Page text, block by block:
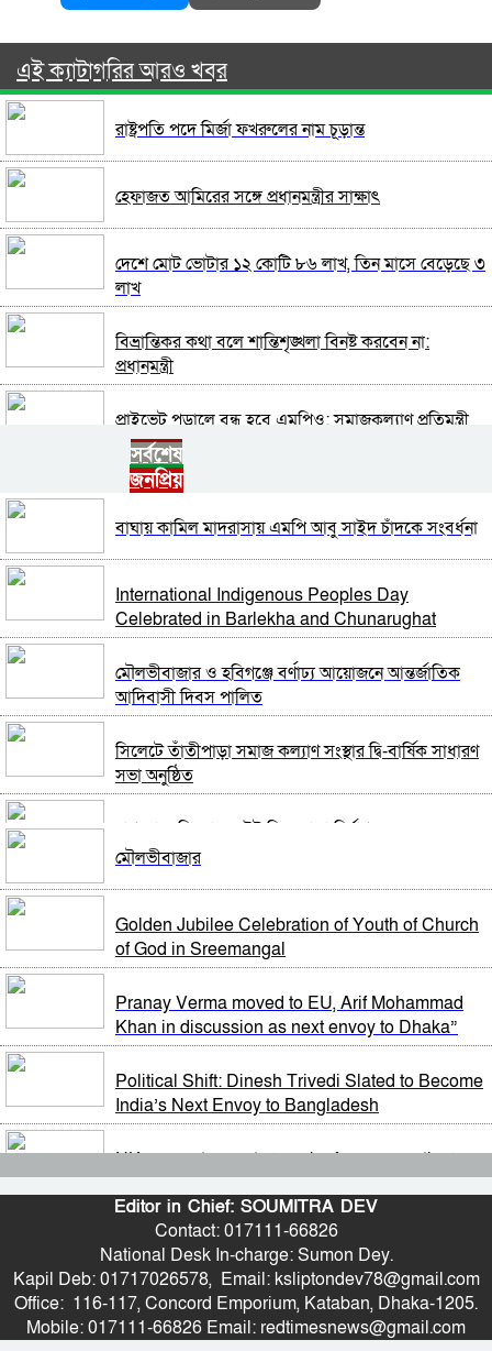
এই ক্যাটাগরির আরও খবর
রাষ্ট্রপতি পদে মির্জা ফখরুলের নাম চূড়ান্ত
হেফাজত আমিরের সঙ্গে প্রধানমন্ত্রীর সাক্ষাৎ
দেশে মোট ভোটার ১২ কোটি ৮৬ লাখ, তিন মাসে বেড়েছে ৩
লাখ
বিভ্রান্তিকর কথা বলে শান্তিশৃঙ্খলা বিনষ্ট করবেন না:
প্রধানমন্ত্রী
প্রাইভেট পড়ালে বন্ধ হবে এমপিও: সমাজকল্যাণ প্রতিমন্ত্রী
ড্যাবের প্রতিষ্ঠাবার্ষিকীতে চিকিৎসক সমাবেশের উদ্বোধন
দেশের ২৩তম রাষ্ট্রপতি কে হচ্ছেন? আলোচনায় আছেন
কারা?
চট্টগ্রামে সাবেক শিক্ষামন্ত্রী নওফেলের বাসভবনে আগুন
জাতীয় সংসদের বিশেষ অধিবেশন ডাকা হচ্ছে
বগুড়ায় ও সিলেটে দুই ঘণ্টার ব্যবধানে সড়ক দুর্ঘটনায়
শিশুসহ প্রাণ গেল ১৫ জনের
বিমানবন্দরে ভিআইপি-সিআইপিসহ সবাইকে তল্লাশির
বিটিভির মহাপরিচালক হলেন কাজী জেসিন
র‍্যাব বিলুপ্ত করে আনা হচ্ছে নতুন বাহিনী
ভারত সফরের সিদ্ধান্ত প্রধানমন্ত্রী নেবেন: পররাষ্ট্র প্রতিমন্ত্রী
সর্বশেষ
জনপ্রিয়
বাঘায় কামিল মাদরাসায় এমপি আবু সাইদ চাঁদকে সংবর্ধনা
International Indigenous Peoples Day
Celebrated in Barlekha and Chunarughat
মৌলভীবাজার ও হবিগঞ্জে বর্ণাঢ্য আয়োজনে আন্তর্জাতিক
আদিবাসী দিবস পালিত
সিলেটে তাঁতীপাড়া সমাজ কল্যাণ সংস্থার দ্বি-বার্ষিক সাধারণ
সভা অনুষ্ঠিত
নাগরপুরে নিম্নমানের ইট দিয়ে রাস্তা নির্মাণ
রাষ্ট্রপতি পদে মির্জা ফখরুলের নাম চূড়ান্ত
হেফাজত আমিরের সঙ্গে প্রধানমন্ত্রীর সাক্ষাৎ
দেশে মোট ভোটার ১২ কোটি ৮৬ লাখ, তিন মাসে বেড়েছে ৩
মমতা ব্যানার্জীর গাড়িতে হামলা, প্রাণনাশের আশঙ্কার
প্রধানমন্ত্রী
যুক্তরাষ্ট্রের সঙ্গে সমঝোতায় পৌঁছানোর এখনই ‘সেরা সময়’:
পেজেশকিয়ান
সালমান শাহ হত্যা মামলায় খল-অভিনেতা ডন আটক
মৌলভীবাজার
Golden Jubilee Celebration of Youth of Church
of God in Sreemangal
Pranay Verma moved to EU, Arif Mohammad
Khan in discussion as next envoy to Dhaka”
Political Shift: Dinesh Trivedi Slated to Become
India’s Next Envoy to Bangladesh
UK moves to create ‘smoke-free generation’
with landmark tobacco bill
Not Rust, but Tetanus Bacteria Pose the Real
Threat: When Should You Get Vaccinated?
Call for Structural Reforms in Agriculture and
Energy Tajwar Awal
Editor in Chief: SOUMITRA DEV
Contact: 017111-66826
National Desk In-charge: Sumon Dey.
Kapil Deb: 01717026578, Email: ksliptondev78@gmail.com
Office: 116-117, Concord Emporium, Kataban, Dhaka-1205.
Mobile: 017111-66826 Email: redtimesnews@gmail.com